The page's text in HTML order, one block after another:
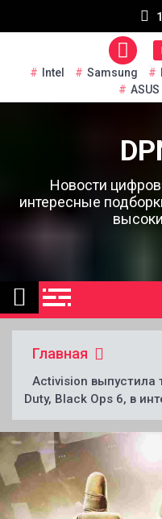
Intel Samsung
ASUS
Новости
интересные
Главная
Activision выпустила
Duty, Black Ops 6, в